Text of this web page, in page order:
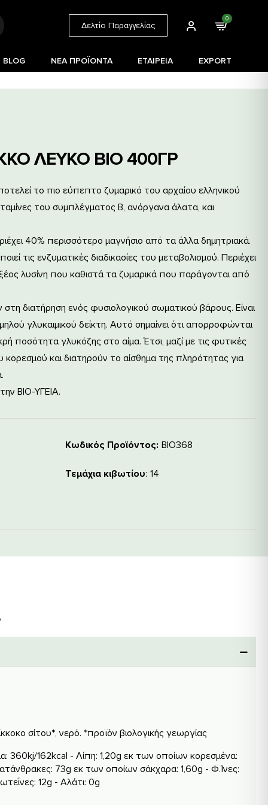
Δελτίο Παραγγελίας
0
BLOG ΝΕΑ ΠΡΟΪΟΝΤΑ ΕΤΑΙΡΕΙΑ EXPORT
ΛΕΥΚΟ BIO 400ΓΡ
Κωδικός Προϊόντος: ΒΙΟ368
Τεμάχια κιβωτίου 14
το πιο εύπεπτο ζυμαρικό του αρχαίου ελληνικού
του συμπλέγματος Β, ανόργανα άλατα, και
40% περισσότερο μαγνήσιο από τα άλλα δημητριακά.
τις ενζυματικές διαδικασίες του μεταβολισμού. Περιέχει
λυσίνη που καθιστά τα ζυμαρικά που παράγονται από
διατήρηση ενός φυσιολογικού σωματικού βάρους. Είναι
γλυκαιμικού δείκτη. Αυτό σημαίνει ότι απορροφώνται
ποσότητα γλυκόζης στο αίμα. Έτσι, μαζί με τις φυτικές
κορεσμού και διατηρούν το αίσθημα της πληρότητας για
ΒΙΟ-ΥΓΕΙΑ.
σίτου*, νερό. *προϊόν βιολογικής γεωργίας
360kj/162kcal - Λίπη: 1,20g εκ των οποίων κορεσμένα:
73g εκ των οποίων σάκχαρα: 1,60g - Φ.Ίνες:
12g - Αλάτι: 0g